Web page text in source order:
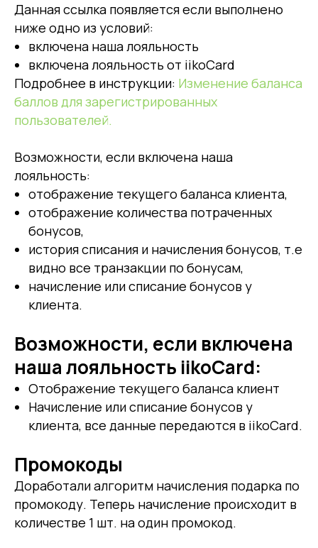
Данная ссылка появляется если выполнено
ниже одно из условий:
включена наша лояльность
включена лояльность от iikoCard
Подробнее в инструкции: Изменение баланса
баллов для зарегистрированных
пользователей.
Возможности, если включена наша
лояльность:
отображение текущего баланса клиента,
отображение количества потраченных
бонусов,
история списания и начисления бонусов, т.е
видно все транзакции по бонусам,
начисление или списание бонусов у
клиента.
Возможности, если включена
наша лояльность iikoCard:
Отображение текущего баланса клиент
Начисление или списание бонусов у
клиента, все данные передаются в iikoCard.
Промокоды
Доработали алгоритм начисления подарка по
промокоду. Теперь начисление происходит в
количестве 1 шт. на один промокод.